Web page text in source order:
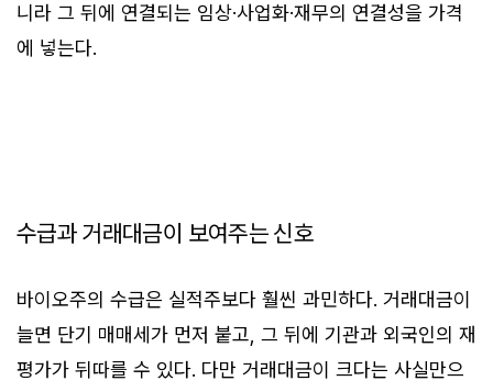
니라 그 뒤에 연결되는 임상·사업화·재무의 연결성을 가격
에 넣는다.
수급과 거래대금이 보여주는 신호
바이오주의 수급은 실적주보다 훨씬 과민하다. 거래대금이
늘면 단기 매매세가 먼저 붙고, 그 뒤에 기관과 외국인의 재
평가가 뒤따를 수 있다. 다만 거래대금이 크다는 사실만으